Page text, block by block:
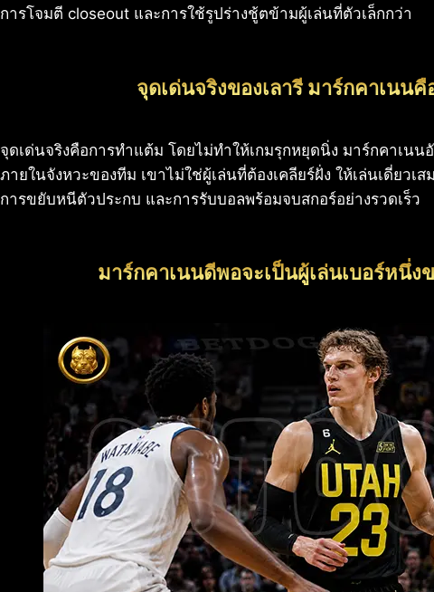
การโจมตี closeout และการใช้รูปร่างชู้ตข้ามผู้เล่นที่ตัวเล็กกว่า
จุดเด่นจริงของเลารี มาร์กคาเนนคื
จุดเด่นจริงคือการทำแต้ม โดยไม่ทำให้เกมรุกหยุดนิ่ง มาร์กคาเนน
ภายในจังหวะของทีม เขาไม่ใช่ผู้เล่นที่ต้องเคลียร์ฝั่ง ให้เล่นเดี่ยวเ
การขยับหนีตัวประกบ และการรับบอลพร้อมจบสกอร์อย่างรวดเร็ว
มาร์กคาเนนดีพอจะเป็นผู้เล่นเบอร์หนึ่ง